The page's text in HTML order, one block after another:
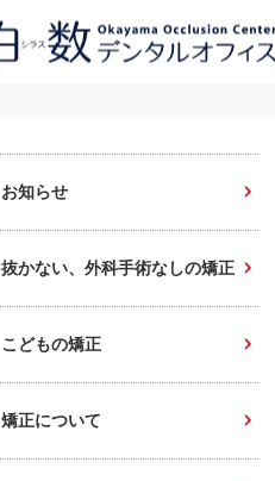
お知らせ
抜かない、外科手術なしの矯正
こどもの矯正
矯正について